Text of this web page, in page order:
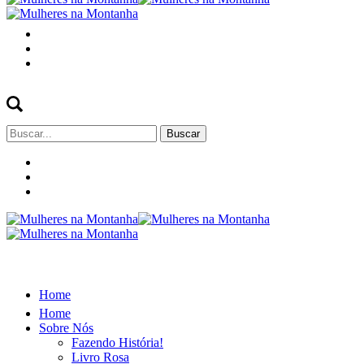
Buscar
por:
Home
Home
Sobre Nós
Fazendo História!
Livro Rosa